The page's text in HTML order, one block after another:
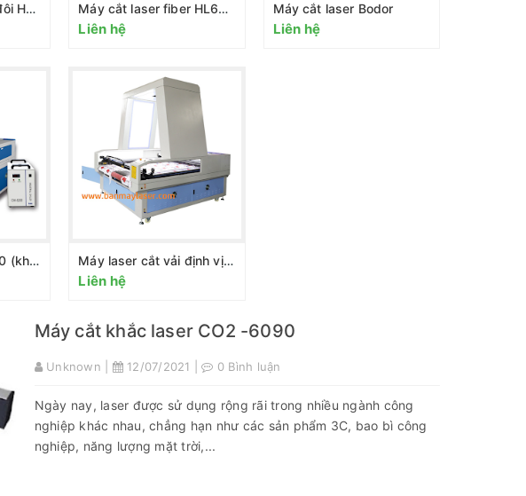
Máy cắt laser bàn đôi HL3015D Máy cắt laser fiber HL6020
Liên hệ
Máy cắt laser Bodor
Liên hệ
Máy cắt laser H1610 (không có lô cuốn tự động) Máy laser cắt vải định vị tự động bằng camera
Liên hệ
Máy cắt khắc laser CO2 -6090
Unknown | 12/07/2021 | 0 Bình luận
Ngày nay, laser được sử dụng rộng rãi trong nhiều ngành công
nghiệp khác nhau, chẳng hạn như các sản phẩm 3C, bao bì công
nghiệp, năng lượng mặt trời,...